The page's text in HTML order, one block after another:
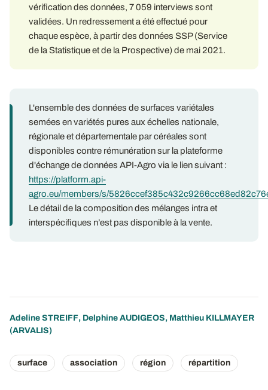
vérification des données, 7 059 interviews sont
validées. Un redressement a été effectué pour
chaque espèce, à partir des données SSP (Service
de la Statistique et de la Prospective) de mai 2021.
L'ensemble des données de surfaces variétales
semées en variétés pures aux échelles nationale,
régionale et départementale par céréales sont
disponibles contre rémunération sur la plateforme
d'échange de données API-Agro via le lien suivant :
https://platform.api-
agro.eu/members/s/
Le détail de la composition des mélanges intra et
interspécifiques n’est pas disponible à la vente.
Adeline STREIFF, Delphine AUDIGEOS, Matthieu KILLMAYER
(ARVALIS)
surface association région répartition